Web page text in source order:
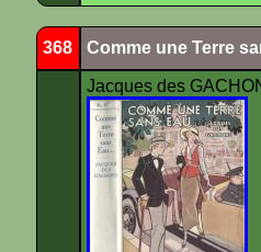
368 Comme une Terre
Jacques des